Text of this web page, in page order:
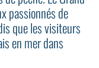
passionnés de
que les visiteurs
en mer dans